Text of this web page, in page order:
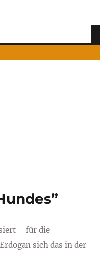
– für die
sich das in der